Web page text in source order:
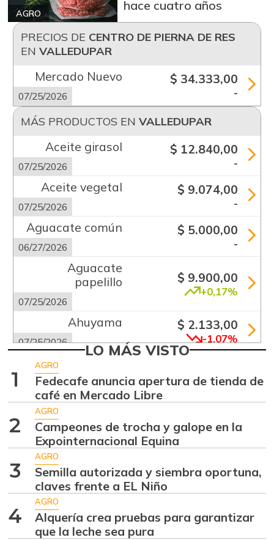
AGRO
hace cuatro años
PRECIOS DE CENTRO DE PIERNA DE RES
EN VALLEDUPAR
Mercado Nuevo
07/25/2026
$ 34.333,00
-
MÁS PRODUCTOS EN VALLEDUPAR
Aceite girasol
07/25/2026
$ 12.840,00
-
Aceite vegetal
07/25/2026
$ 9.074,00
-
Aguacate común
06/27/2026
$ 5.000,00
-
Aguacate
papelillo
07/25/2026
$ 9.900,00
+0,17%
Ahuyama
07/25/2026
$ 2.133,00
-1,07%
07/25/2026 +1,23%
Ají dulce
01/17/2015
$ 1.628,00
-4,71%
Ají topito dulce
06/06/2015
$ 1.758,50
Alas de pollo sin
costillar
07/25/2026
$ 7.250,00
LO MÁS VISTO
1
AGRO
Fedecafe anuncia apertura de tienda de
café en Mercado Libre
2
AGRO
Campeones de trocha y galope en la
Expointernacional Equina
3
AGRO
Semilla autorizada y siembra oportuna,
claves frente a EL Niño
4
AGRO
Alquería crea pruebas para garantizar
que la leche sea pura